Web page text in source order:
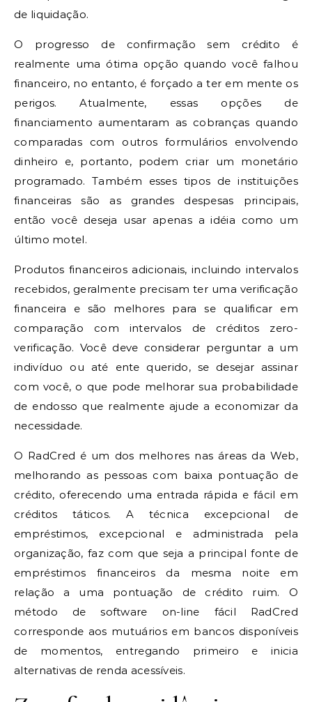
de liquidação.
O progresso de confirmação sem crédito é
realmente uma ótima opção quando você falhou
financeiro, no entanto, é forçado a ter em mente os
perigos. Atualmente, essas opções de
financiamento aumentaram as cobranças quando
comparadas com outros formulários envolvendo
dinheiro e, portanto, podem criar um monetário
programado. Também esses tipos de instituições
financeiras são as grandes despesas principais,
então você deseja usar apenas a idéia como um
último motel.
Produtos financeiros adicionais, incluindo intervalos
recebidos, geralmente precisam ter uma verificação
financeira e são melhores para se qualificar em
comparação com intervalos de créditos zero-
verificação. Você deve considerar perguntar a um
indivíduo ou até ente querido, se desejar assinar
com você, o que pode melhorar sua probabilidade
de endosso que realmente ajude a economizar da
necessidade.
O RadCred é um dos melhores nas áreas da Web,
melhorando as pessoas com baixa pontuação de
crédito, oferecendo uma entrada rápida e fácil em
créditos táticos. A técnica excepcional de
empréstimos, excepcional e administrada pela
organização, faz com que seja a principal fonte de
empréstimos financeiros da mesma noite em
relação a uma pontuação de crédito ruim. O
método de software on-line fácil RadCred
corresponde aos mutuários em bancos disponíveis
de momentos, entregando primeiro e inicia
alternativas de renda acessíveis.